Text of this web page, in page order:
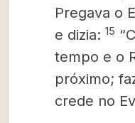
Pregava o
e dizia: 15
tempo e o
próximo;
crede no